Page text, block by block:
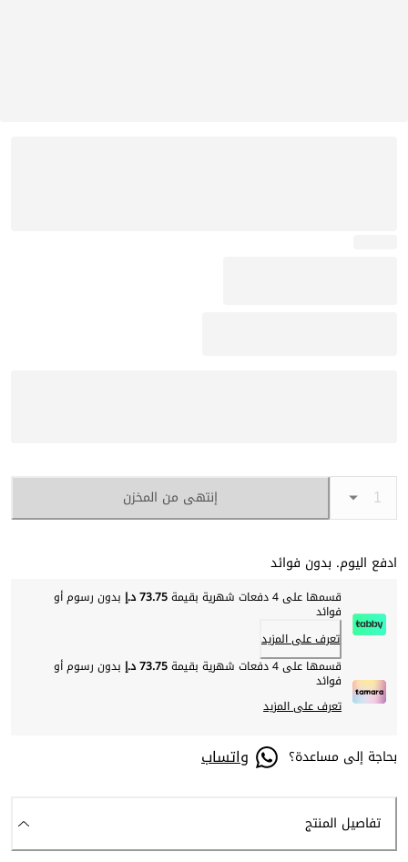
إنتهى من المخزن
ادفع اليوم. بدون فوائد
قسمها على 4 دفعات شهرية بقيمة 73.75 د.إ بدون رسوم أو
فوائد
تعرف على المزيد
قسمها على 4 دفعات شهرية بقيمة
73.75 د.إ بدون رسوم أو
فوائد
تعرف على المزيد
بحاجة إلى مساعدة؟ واتساب
تفاصيل المنتج